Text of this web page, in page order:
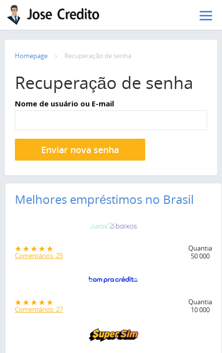
Pular para o conteúdo principal
Homepage Recuperação de senha
Recuperação de senha
Nome de usuário ou E-mail
Enviar nova senha
Melhores empréstimos no Brasil
Comentários: 25
Quantia
50 000
Comentários: 27
Quantia
10 000